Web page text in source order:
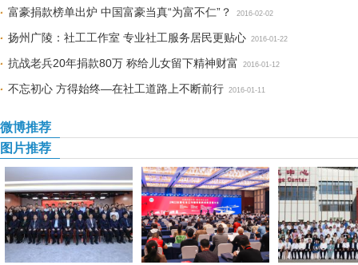
富豪捐款榜单出炉 中国富豪当真“为富不仁”？ 2016-02-02
扬州广陵：社工工作室 专业社工服务居民更贴心 2016-01-22
抗战老兵20年捐款80万 称给儿女留下精神财富 2016-01-12
不忘初心 方得始终—在社工道路上不断前行 2016-01-11
微博推荐
图片推荐